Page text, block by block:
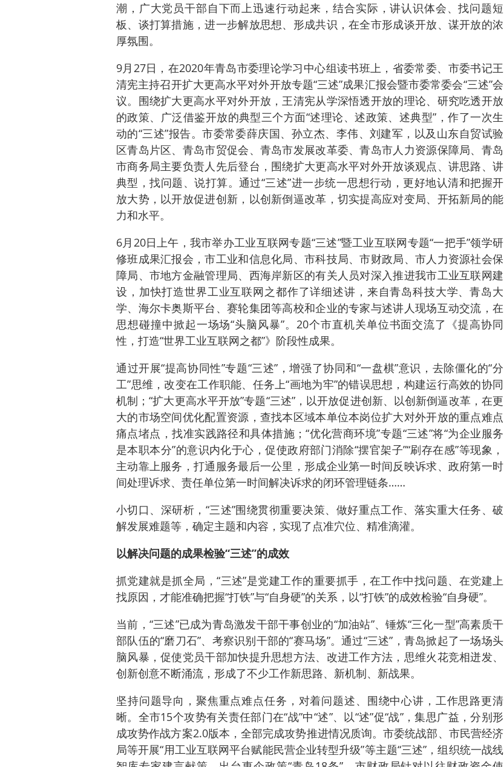
潮，广大党员干部自下而上迅速行动起来，结合实际，讲认识体会、找问题短
板、谈打算措施，进一步解放思想、形成共识，在全市形成谈开放、谋开放的浓
厚氛围。
9月27日，在2020年青岛市委理论学习中心组读书班上，省委常委、市委书记王
清宪主持召开扩大更高水平对外开放专题“三述”成果汇报会暨市委常委会“三述”会
议。围绕扩大更高水平对外开放，王清宪从学深悟透开放的理论、研究吃透开放
的政策、广泛借鉴开放的典型三个方面“述理论、述政策、述典型”，作了一次生
动的“三述”报告。市委常委薛庆国、孙立杰、李伟、刘建军，以及山东自贸试验
区青岛片区、青岛市贸促会、青岛市发展改革委、青岛市人力资源保障局、青岛
市商务局主要负责人先后登台，围绕扩大更高水平对外开放谈观点、讲思路、讲
典型，找问题、说打算。通过“三述”进一步统一思想行动，更好地认清和把握开
放大势，以开放促进创新，以创新倒逼改革，切实提高应对变局、开拓新局的能
力和水平。
6月20日上午，我市举办工业互联网专题“三述”暨工业互联网专题“一把手”领学研
修班成果汇报会，市工业和信息化局、市科技局、市财政局、市人力资源社会保
障局、市地方金融管理局、西海岸新区的有关人员对深入推进我市工业互联网建
设，加快打造世界工业互联网之都作了详细述讲，来自青岛科技大学、青岛大
学、海尔卡奥斯平台、赛轮集团等高校和企业的专家与述讲人现场互动交流，在
思想碰撞中掀起一场场“头脑风暴”。20个市直机关单位书面交流了《提高协同
性，打造“世界工业互联网之都”》阶段性成果。
通过开展“提高协同性”专题“三述”，增强了协同和“一盘棋”意识，去除僵化的“分
工”思维，改变在工作职能、任务上“画地为牢”的错误思想，构建运行高效的协同
机制；“扩大更高水平开放”专题“三述”，以开放促进创新、以创新倒逼改革，在更
大的市场空间优化配置资源，查找本区域本单位本岗位扩大对外开放的重点难点
痛点堵点，找准实践路径和具体措施；“优化营商环境”专题“三述”将“为企业服务
是本职本分”的意识内化于心，促使政府部门消除“摆官架子”“刷存在感”等现象，
主动靠上服务，打通服务最后一公里，形成企业第一时间反映诉求、政府第一时
间处理诉求、责任单位第一时间解决诉求的闭环管理链条……
小切口、深研析，“三述”围绕贯彻重要决策、做好重点工作、落实重大任务、破
解发展难题等，确定主题和内容，实现了点准穴位、精准滴灌。
以解决问题的成果检验“三述”的成效
抓党建就是抓全局，“三述”是党建工作的重要抓手，在工作中找问题、在党建上
找原因，才能准确把握“打铁”与“自身硬”的关系，以“打铁”的成效检验“自身硬”。
当前，“三述”已成为青岛激发干部干事创业的“加油站”、锤炼“三化一型”高素质干
部队伍的“磨刀石”、考察识别干部的“赛马场”。通过“三述”，青岛掀起了一场场头
脑风暴，促使党员干部加快提升思想方法、改进工作方法，思维火花竞相迸发、
创新创意不断涌流，形成了不少工作新思路、新机制、新战果。
坚持问题导向，聚焦重点难点任务，对着问题述、围绕中心讲，工作思路更清
晰。全市15个攻势有关责任部门在“战”中“述”、以“述”促“战”，集思广益，分别形
成攻势作战方案2.0版本，全部完成攻势推进情况质询。市委统战部、市民营经济
局等开展“用工业互联网平台赋能民营企业转型升级”等主题“三述”，组织统一战线